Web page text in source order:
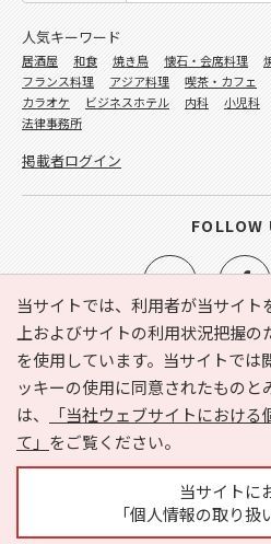
当サイトでは、利用者が当サイ
上およびサイトの利用状況把握の
を使用しています。当サイトでは
ッキーの使用に同意されたものと
は、
「当社ウェブサイトにおけ
て」 をご覧ください。
当サイトに
「個人情報の取り
e-NAVITA（イーナビタ）とは？
利用規約
個人情報の取り扱い
サイトマップ
広告掲載に
人気キーワード
居酒屋 和食 焼き鳥 懐石・会席料理
フランス料理
アジア料理 喫茶・カフェ
カラオケ
ビジネスホテル 内科 小児科
法律事務所
掲載者ログイン
FOLLOW